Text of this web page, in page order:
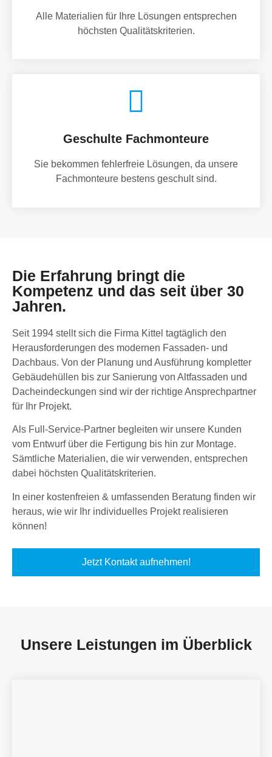
Alle Materialien für Ihre Lösungen entsprechen
höchsten Qualitätskriterien.
Geschulte Fachmonteure
Sie bekommen fehlerfreie Lösungen, da unsere
Fachmonteure bestens geschult sind.
Die Erfahrung bringt die
Kompetenz und das seit über 30
Jahren.
Seit 1994 stellt sich die Firma Kittel tagtäglich den
Herausforderungen des modernen Fassaden- und
Dachbaus. Von der Planung und Ausführung kompletter
Gebäudehüllen bis zur Sanierung von Altfassaden und
Dacheindeckungen sind wir der richtige Ansprechpartner
für Ihr Projekt.
Als Full-Service-Partner begleiten wir unsere Kunden
vom Entwurf über die Fertigung bis hin zur Montage.
Sämtliche Materialien, die wir verwenden, entsprechen
dabei höchsten Qualitätskriterien.
In einer kostenfreien & umfassenden Beratung finden wir
heraus, wie wir Ihr individuelles Projekt realisieren
können!
Jetzt Kontakt aufnehmen!
Unsere Leistungen im Überblick